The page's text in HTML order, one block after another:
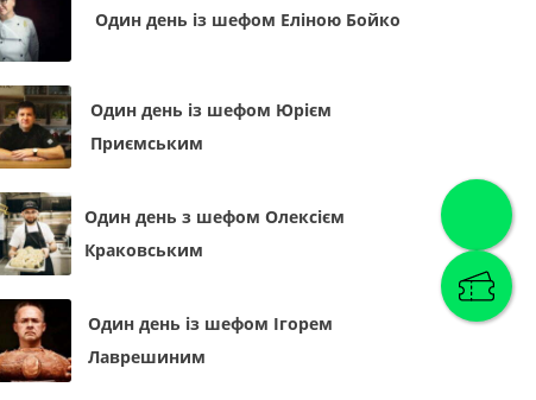
Один день із шефом Еліною Бойко
Один день із шефом Юрієм
Приємським
Один день з шефом Олексієм
Краковським
Один день із шефом Ігорем
Лаврешиним